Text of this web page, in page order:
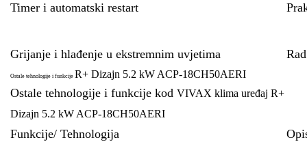
Timer i automatski restart
Grijanje i hlađenje u ekstremnim uvjetima
Ostale tehnologije i funkcije R+ Dizajn 5.2 kW ACP-18CH50AERI
Ostale tehnologije i funkcije kod VIVAX klima uređaj R+
Dizajn 5.2 kW ACP-18CH50AERI
Funkcije/ Tehnologija